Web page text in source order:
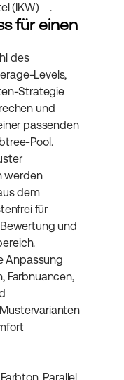
(IKW)
.
für einen
des
Levels,
Strategie
und
passenden
Pool.
werden
dem
für
und
Anpassung
Farbnuancen,